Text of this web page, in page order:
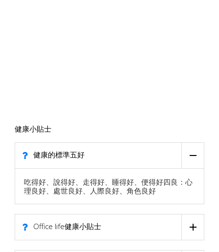
健康小貼士
健康的標準五好
吃得好、說得好、走得好、睡得好、便得好四良：心
理良好、處世良好、人際良好、角色良好
Office life健康小貼士